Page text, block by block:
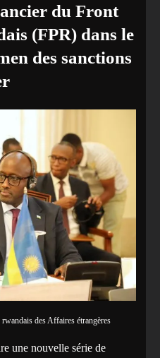
du Front
(FPR) dans le
des sanctions
des Affaires étrangères
une nouvelle série de